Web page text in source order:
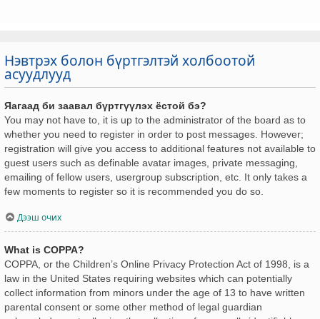
Нэвтрэх болон бүртгэлтэй холбоотой
асуудлууд
Яагаад би заавал бүртгүүлэх ёстой бэ?
You may not have to, it is up to the administrator of the board as to
whether you need to register in order to post messages. However;
registration will give you access to additional features not available to
guest users such as definable avatar images, private messaging,
emailing of fellow users, usergroup subscription, etc. It only takes a
few moments to register so it is recommended you do so.
Дээш очих
What is COPPA?
COPPA, or the Children’s Online Privacy Protection Act of 1998, is a
law in the United States requiring websites which can potentially
collect information from minors under the age of 13 to have written
parental consent or some other method of legal guardian